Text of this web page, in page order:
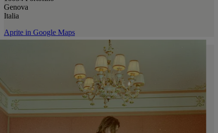
Genova
Italia
Aprite in Google Maps